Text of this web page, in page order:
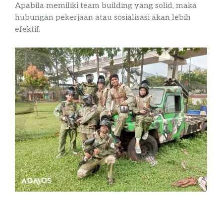
Apabila memiliki team building yang solid, maka
hubungan pekerjaan atau sosialisasi akan lebih
efektif.